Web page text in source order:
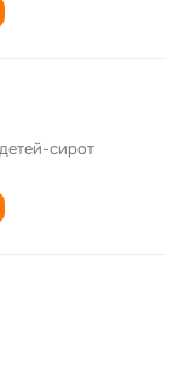
сирот